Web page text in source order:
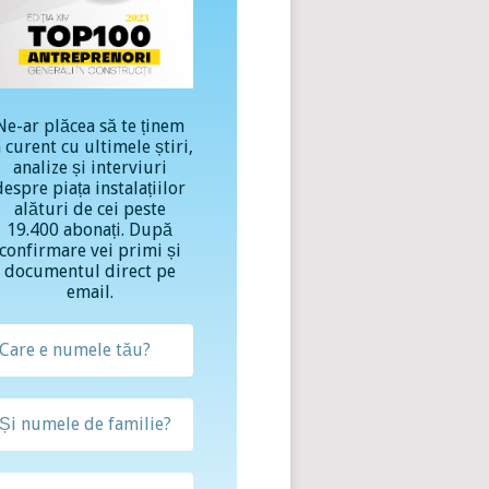
ar plăcea să te ținem
curent cu ultimele știri,
analize și interviuri
piața instalațiilor
alături de cei peste
19.400 abonați. După
vei primi și
documentul direct pe
email.